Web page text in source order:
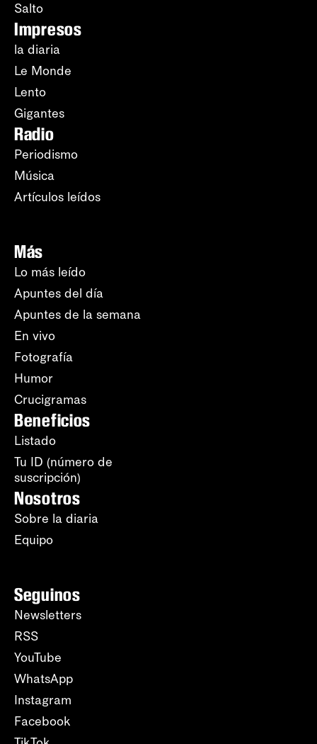
Salto
Impresos
la diaria
Le Monde
Lento
Gigantes
Radio
Periodismo
Música
Artículos leídos
Más
Lo más leído
Apuntes del día
Apuntes de la semana
En vivo
Fotografía
Humor
Crucigramas
Beneficios
Listado
Tu ID (número de
suscripción)
Nosotros
Sobre la diaria
Equipo
Seguinos
Newsletters
RSS
YouTube
WhatsApp
Instagram
Facebook